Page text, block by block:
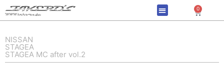
容
ス
キ
ッ
0
Cart
NISSAN
STAGEA
STAGEA MC after vol.2